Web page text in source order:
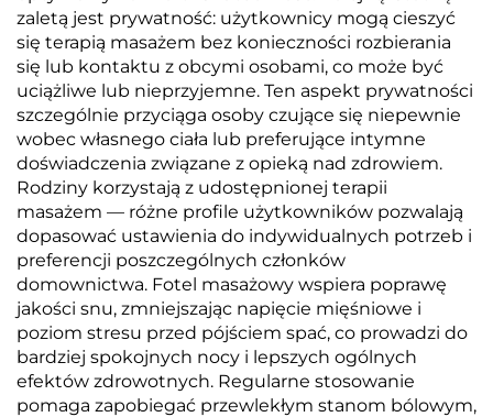
zaletą jest prywatność: użytkownicy mogą cieszyć
się terapią masażem bez konieczności rozbierania
się lub kontaktu z obcymi osobami, co może być
uciążliwe lub nieprzyjemne. Ten aspekt prywatności
szczególnie przyciąga osoby czujące się niepewnie
wobec własnego ciała lub preferujące intymne
doświadczenia związane z opieką nad zdrowiem.
Rodziny korzystają z udostępnionej terapii
masażem — różne profile użytkowników pozwalają
dopasować ustawienia do indywidualnych potrzeb i
preferencji poszczególnych członków
domownictwa. Fotel masażowy wspiera poprawę
jakości snu, zmniejszając napięcie mięśniowe i
poziom stresu przed pójściem spać, co prowadzi do
bardziej spokojnych nocy i lepszych ogólnych
efektów zdrowotnych. Regularne stosowanie
pomaga zapobiegać przewlekłym stanom bólowym,